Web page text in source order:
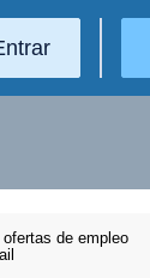
ofertas de empleo